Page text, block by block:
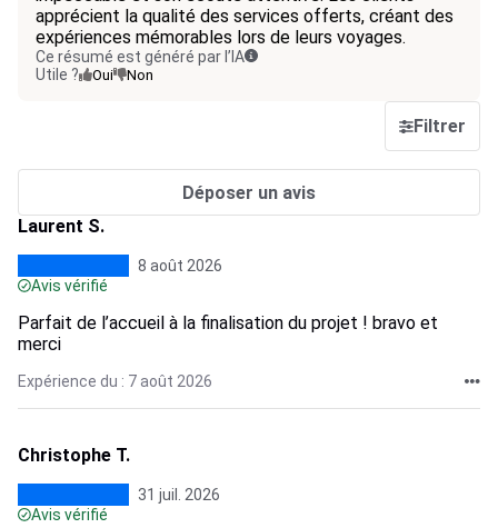
apprécient la qualité des services offerts, créant des
expériences mémorables lors de leurs voyages.
Ce résumé est généré par l’IA
Utile ?
Oui Non
Filtrer
Déposer un avis
Laurent S.
8 août 2026
Avis vérifié
Parfait de l’accueil à la finalisation du projet ! bravo et
merci
Expérience du : 7 août 2026
Christophe T.
31 juil. 2026
Avis vérifié